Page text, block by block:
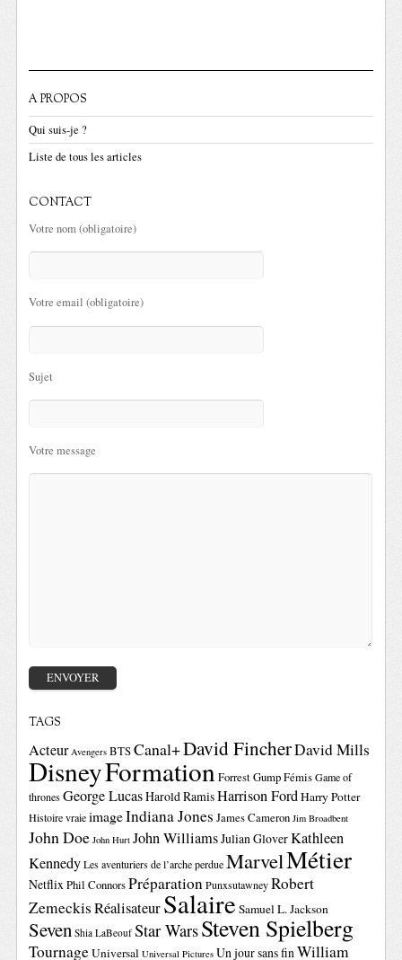
A PROPOS
Qui suis-je ?
Liste de tous les articles
CONTACT
Votre nom (obligatoire)
Votre email (obligatoire)
Sujet
Votre message
TAGS
Acteur Avengers BTSCanal+David FincherDavid Mills
DisneyFormationForrest GumpFémis Game of
thrones George LucasHarold RamisHarrison FordHarry Potter
Histoire vraie imageIndiana Jones James Cameron Jim Broadbent
John Doe John Hurt John WilliamsJulian GloverKathleen
Kennedy Les aventuriers de l’arche perdue MarvelMétier
NetflixPhil ConnorsPréparation Punxsutawney Robert
ZemeckisRéalisateurSalaire Samuel L. Jackson
Seven Shia LaBeouf Star WarsSteven Spielberg
TournageUniversal Universal Pictures Un jour sans finWilliam